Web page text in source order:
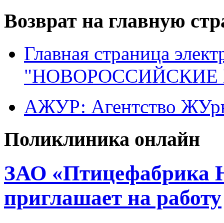
Возврат на главную
Главная страница
"НОВОРОССИЙСКИЕ
АЖУР: Агентство
Поликлиника онлайн
ЗАО «Птицефабрика
приглашает на работу